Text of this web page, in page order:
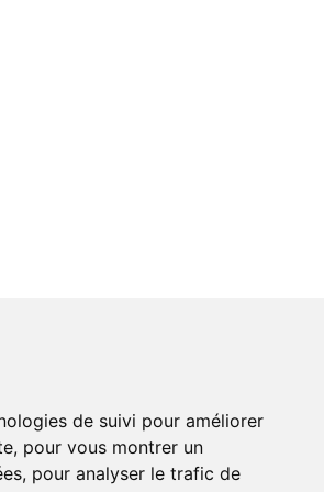
de suivi pour améliorer
pour vous montrer un
pour analyser le trafic de